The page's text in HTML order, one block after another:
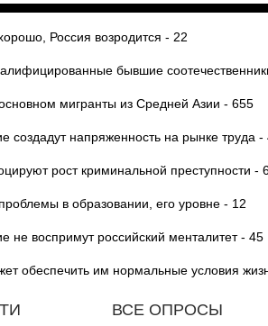
Россия возродится - 22
бывшие
мигранты из Средней Азии - 655
создадут напряженность на рынке труда -
рост криминальной преступности -
в образовании, его уровне - 12
не воспримут российский менталитет - 45
обеспечить им нормальные условия
ВСЕ ОПРОСЫ